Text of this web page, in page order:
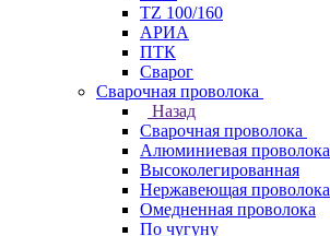
TZ 100/160
АРИА
ПТК
Сварог
Сварочная проволока
Назад
Сварочная проволока
Алюминиевая проволока
Высоколегированная
Нержавеющая проволока
Омедненная проволока
По чугуну